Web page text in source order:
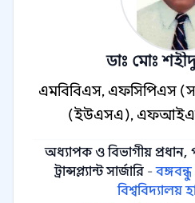
ডাঃ মোঃ
এমবিবিএস, এফসিপিএস
(ইউএসএ),
অধ্যাপক ও বিভাগীয় প্রধান,
ট্রান্সপ্ল্যান্ট সার্জারি -
বিশ্ববিদ্যালয়